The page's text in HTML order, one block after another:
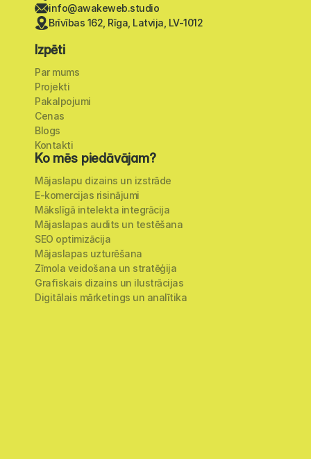
info@awakeweb.studio
Brīvības 162, Rīga, Latvija, LV-1012
Izpēti
Par mums
Projekti
Pakalpojumi
Cenas
Blogs
Kontakti
Ko mēs piedāvājam?
Mājaslapu dizains un izstrāde
E-komercijas risinājumi
Mākslīgā intelekta integrācija
Mājaslapas audits un testēšana
SEO optimizācija
Mājaslapas uzturēšana
Zīmola veidošana un stratēģija
Grafiskais dizains un ilustrācijas
Digitālais mārketings un analītika